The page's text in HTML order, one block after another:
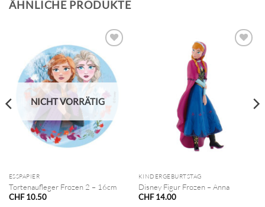
ÄHNLICHE PRODUKTE
NICHT VORRÄTIG
ESSPAPIER
Tortenaufleger Frozen 2 – 16cm
CHF10.50
KINDERGEBURTSTAG
Disney Figur Frozen – Anna
CHF14.00